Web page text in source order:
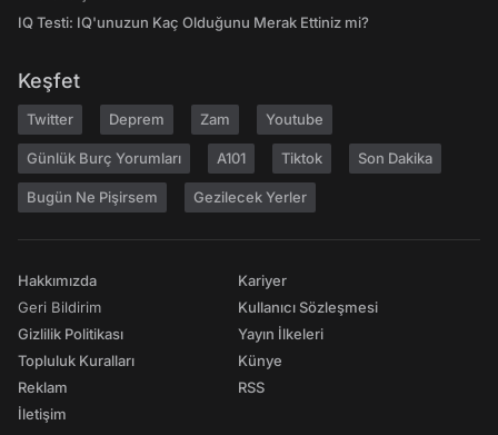
IQ Testi: IQ'unuzun Kaç Olduğunu Merak Ettiniz mi?
Keşfet
Twitter Deprem Zam Youtube
Günlük Burç Yorumları A101 Tiktok Son Dakika
Bugün Ne Pişirsem Gezilecek Yerler
Hakkımızda
Geri Bildirim
Gizlilik Politikası
Topluluk Kuralları
Reklam
İletişim
Kariyer
Kullanıcı Sözleşmesi
Yayın İlkeleri
Künye
RSS